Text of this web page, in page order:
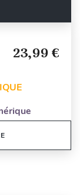
23,99 €